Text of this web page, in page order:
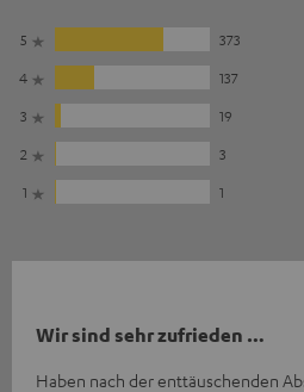
5
373
4
137
3
19
2
3
1
1
Wir sind sehr zufrieden …
Haben nach der enttäuschenden